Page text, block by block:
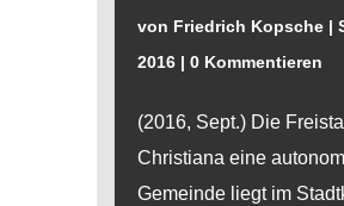
von Friedrich Kopsche|
2016| 0 Kommentieren
(2016, Sept.) Die
Christiana eine
Gemeinde liegt im